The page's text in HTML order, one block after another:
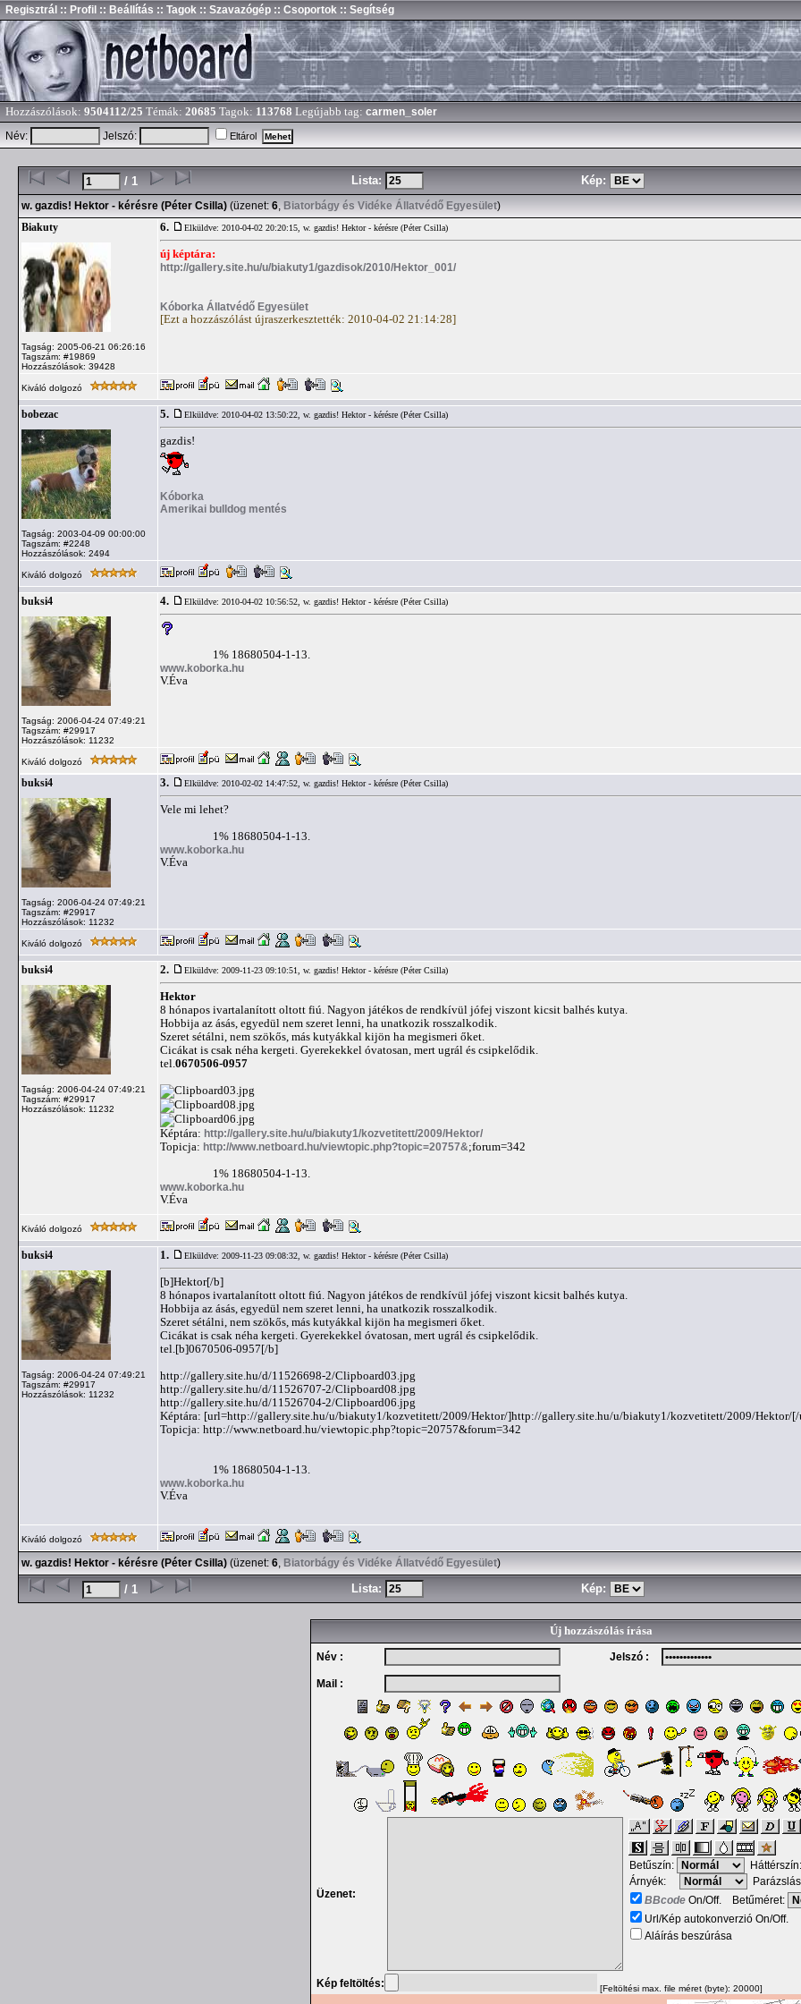
Regisztrál :: Profil :: Beállítás :: Tagok :: Szavazógép :: Csoportok :: Segítség
Hozzászólások: 9504112/25 Témák: 20685 Tagok: 113768 Legújabb tag: carmen_soler
Név:
Jelszó: Eltárol
/ 1 Lista: Kép:
w. gazdis! Hektor - kérésre (Péter Csilla) (üzenet: 6, Biatorbágy és Vidéke Állatvédő Egyesület)
Biakuty
Tagság: 2005-06-21 06:26:16
Tagszám: #19869
Hozzászólások: 39428
6. Elküldve: 2010-04-02 20:20:15, w. gazdis! Hektor - kérésre (Péter Csilla)
új képtára:
http://gallery.site.hu/u/biakuty1/gazdisok/2010/Hektor_001/
Kóborka Állatvédő Egyesület
[Ezt a hozzászólást újraszerkesztették: 2010-04-02 21:14:28]
Kiváló dolgozó
bobezac
Tagság: 2003-04-09 00:00:00
Tagszám: #2248
Hozzászólások: 2494
5. Elküldve: 2010-04-02 13:50:22, w. gazdis! Hektor - kérésre (Péter Csilla)
gazdis!
Kóborka
Amerikai bulldog mentés
Kiváló dolgozó
buksi4
Tagság: 2006-04-24 07:49:21
Tagszám: #29917
Hozzászólások: 11232
4. Elküldve: 2010-04-02 10:56:52, w. gazdis! Hektor - kérésre (Péter Csilla)
1% 18680504-1-13.
www.koborka.hu
V.Éva
Kiváló dolgozó
buksi4
Tagság: 2006-04-24 07:49:21
Tagszám: #29917
Hozzászólások: 11232
3. Elküldve: 2010-02-02 14:47:52, w. gazdis! Hektor - kérésre (Péter Csilla)
Vele mi lehet?
1% 18680504-1-13.
www.koborka.hu
V.Éva
Kiváló dolgozó
buksi4
Tagság: 2006-04-24 07:49:21
Tagszám: #29917
Hozzászólások: 11232
2. Elküldve: 2009-11-23 09:10:51, w. gazdis! Hektor - kérésre (Péter Csilla)
Hektor
8 hónapos ivartalanított oltott fiú. Nagyon játékos de rendkívül jófej viszont kicsit balhés kutya.
Hobbija az ásás, egyedül nem szeret lenni, ha unatkozik rosszalkodik.
Szeret sétálni, nem szökős, más kutyákkal kijön ha megismeri őket.
Cicákat is csak néha kergeti. Gyerekekkel óvatosan, mert ugrál és csipkelődik.
tel. 0670506-0957
Képtára: http://gallery.site.hu/u/biakuty1/kozvetitett/2009/Hektor/
Topicja: http://www.netboard.hu/viewtopic.php?topic=20757&;forum=342
1% 18680504-1-13.
www.koborka.hu
V.Éva
Kiváló dolgozó
buksi4
Tagság: 2006-04-24 07:49:21
Tagszám: #29917
Hozzászólások: 11232
1. Elküldve: 2009-11-23 09:08:32, w. gazdis! Hektor - kérésre (Péter Csilla)
[b]Hektor[/b]
8 hónapos ivartalanított oltott fiú. Nagyon játékos de rendkívül jófej viszont kicsit balhés kutya.
Hobbija az ásás, egyedül nem szeret lenni, ha unatkozik rosszalkodik.
Szeret sétálni, nem szökős, más kutyákkal kijön ha megismeri őket.
Cicákat is csak néha kergeti. Gyerekekkel óvatosan, mert ugrál és csipkelődik.
tel.[b]0670506-0957[/b]
http://gallery.site.hu/d/11526698-2/Clipboard03.jpg
http://gallery.site.hu/d/11526707-2/Clipboard08.jpg
http://gallery.site.hu/d/11526704-2/Clipboard06.jpg
Képtára: [url=http://gallery.site.hu/u/biakuty1/kozvetitett/2009/Hektor/]http://gallery.site.hu/u/biakuty1/kozvetitett/2009/Hektor/
Topicja: http://www.netboard.hu/viewtopic.php?topic=20757&forum=342
1% 18680504-1-13.
www.koborka.hu
V.Éva
Kiváló dolgozó
w. gazdis! Hektor - kérésre (Péter Csilla) (üzenet: 6, Biatorbágy és Vidéke Állatvédő Egyesület)
/ 1 Lista: Kép:
Új hozzászólás írása
Név : Jelszó :
Mail :
Üzenet:
Betűszín:
Árnyék:
BBcodeOn/Off. Betűméret:
Url/Kép autokonverzió On/Off.
Aláírás beszúrása
Kép feltöltés: [Feltöltési max. file méret (byte): 20000]